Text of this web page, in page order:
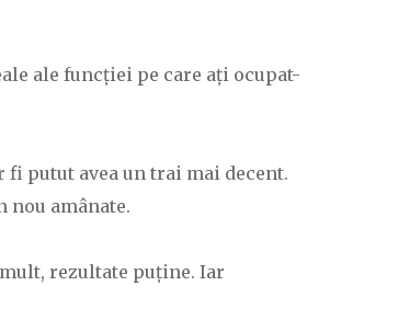
ale funcției pe care ați ocupat-
fi putut avea un trai mai decent.
amânate.
rezultate puține. Iar